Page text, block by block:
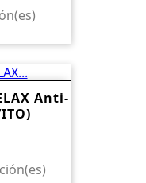
Anti-